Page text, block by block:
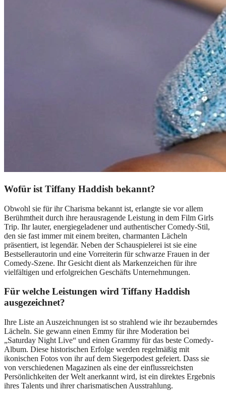
Wofür ist Tiffany Haddish bekannt?
Obwohl sie für ihr Charisma bekannt ist, erlangte sie vor allem
Berühmtheit durch ihre herausragende Leistung in dem Film Girls
Trip. Ihr lauter, energiegeladener und authentischer Comedy-Stil,
den sie fast immer mit einem breiten, charmanten Lächeln
präsentiert, ist legendär. Neben der Schauspielerei ist sie eine
Bestsellerautorin und eine Vorreiterin für schwarze Frauen in der
Comedy-Szene. Ihr Gesicht dient als Markenzeichen für ihre
vielfältigen und erfolgreichen Geschäfts Unternehmungen.
Für welche Leistungen wird Tiffany Haddish
ausgezeichnet?
Ihre Liste an Auszeichnungen ist so strahlend wie ihr bezauberndes
Lächeln. Sie gewann einen Emmy für ihre Moderation bei
„Saturday Night Live“ und einen Grammy für das beste Comedy-
Album. Diese historischen Erfolge werden regelmäßig mit
ikonischen Fotos von ihr auf dem Siegerpodest gefeiert. Dass sie
von verschiedenen Magazinen als eine der einflussreichsten
Persönlichkeiten der Welt anerkannt wird, ist ein direktes Ergebnis
ihres Talents und ihrer charismatischen Ausstrahlung.